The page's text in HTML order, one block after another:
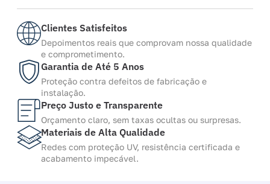
Clientes Satisfeitos
Depoimentos reais que comprovam nossa qualidade
e comprometimento.
Garantia de Até 5 Anos
Proteção contra defeitos de fabricação e
instalação.
Preço Justo e Transparente
Orçamento claro, sem taxas ocultas ou surpresas.
Materiais de Alta Qualidade
Redes com proteção UV, resistência certificada e
acabamento impecável.